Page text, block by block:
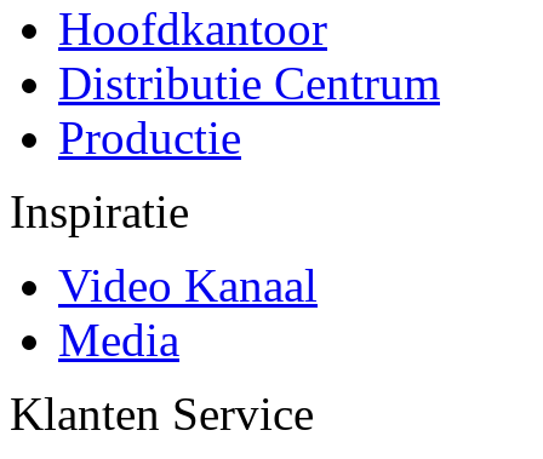
Hoofdkantoor
Distributie Centrum
Productie
Inspiratie
Video Kanaal
Media
Klanten Service